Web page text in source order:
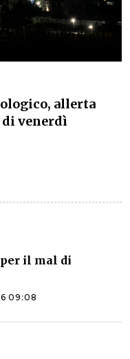
allerta
venerdì
per il mal di
09:08